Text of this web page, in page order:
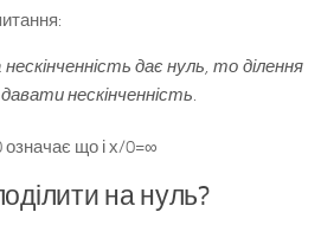
дає нуль, то ділення
нескінченність.
що і х/0=∞
на нуль?